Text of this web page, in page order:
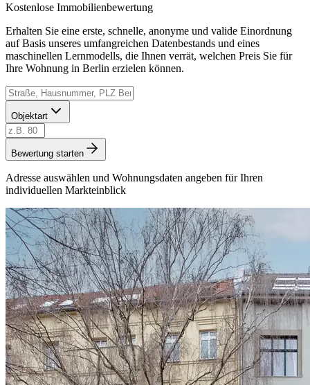
Kostenlose Immobilienbewertung
Erhalten Sie eine erste, schnelle, anonyme und valide Einordnung
auf Basis unseres umfangreichen Datenbestands und eines
maschinellen Lernmodells, die Ihnen verrät, welchen Preis Sie für
Ihre Wohnung in Berlin erzielen können.
Objektart
Bewertung starten
Adresse auswählen und Wohnungsdaten angeben für Ihren
individuellen Markteinblick